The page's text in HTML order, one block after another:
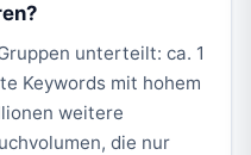
unterteilt: ca. 1
Keywords mit hohem
weitere
die nur